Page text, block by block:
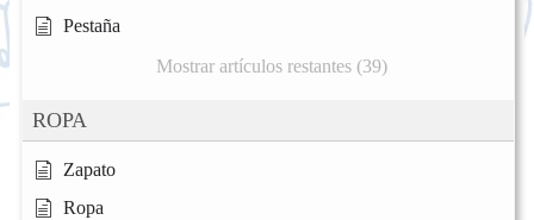
Pestaña
Mostrar artículos restantes (39)
ROPA
Zapato
Ropa